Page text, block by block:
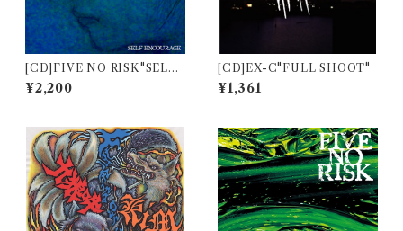
[CD]FIVE NO RISK"SELF
ENCOURAGE"
¥2,200
[CD]EX-C"FULL SHOOT"
¥1,361